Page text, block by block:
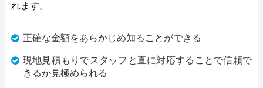
れます。
正確な金額をあらかじめ知ることができる
現地見積もりでスタッフと直に対応することで信頼で
きるか見極められる